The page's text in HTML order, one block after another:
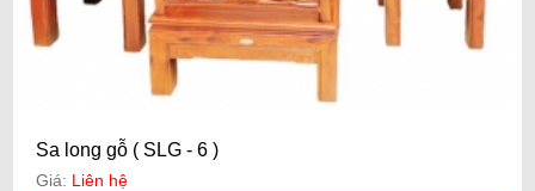
Sa long gỗ ( SLG - 6 )
Giá: Liên hệ